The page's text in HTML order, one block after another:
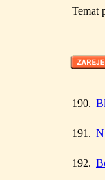
Temat
190.
191.
192.